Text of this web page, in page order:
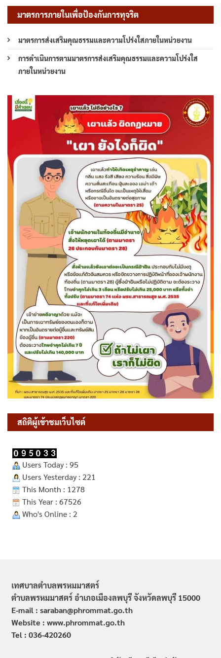
มาตรการภายในเพื่อป้องกันการทุจริต
มาตรการส่งเสริมคุณธรรมและความโปร่งใสภายในหน่วยงาน
การดำเนินการตามมาตรการส่งเสริมคุณธรรมและความโปร่งใส
ภายในหน่วยงาน
สถิติผู้เข้าชมเว็บไซต์
Users Today : 95
Users Yesterday : 221
This Month : 1278
This Year : 67526
Who's Online : 2
เทศบาลตำบลพรหมมาสตร์
ตำบลพรหมมาสตร์ อำเภอเมืองลพบุรี จังหวัดลพบุรี 15000
E-mail : saraban@phrommat.go.th
Website : www.phrommat.go.th
Tel : 036-420260